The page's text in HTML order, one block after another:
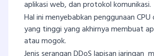
aplikasi web, dan protokol komunikasi.
Hal ini menyebabkan penggunaan
yang tinggi yang akhirnya membuat
atau mogok.